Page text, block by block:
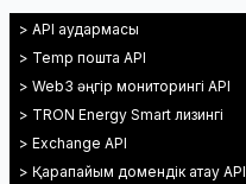
> API аудармасы
> Temp пошта API
> Web3 әңгір мониторингі API
> TRON Energy Smart лизингі
> Exchange API
> Қарапайым домендік атау API